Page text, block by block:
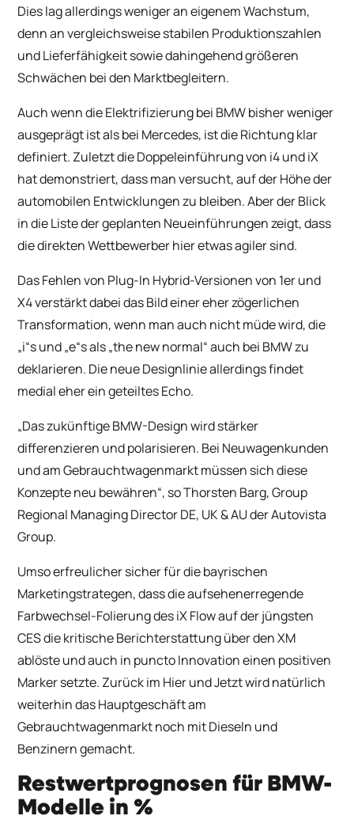
Dies lag allerdings weniger an eigenem Wachstum,
denn an vergleichsweise stabilen Produktionszahlen
und Lieferfähigkeit sowie dahingehend größeren
Schwächen bei den Marktbegleitern.
Auch wenn die Elektrifizierung bei BMW bisher weniger
ausgeprägt ist als bei Mercedes, ist die Richtung klar
definiert. Zuletzt die Doppeleinführung von i4 und iX
hat demonstriert, dass man versucht, auf der Höhe der
automobilen Entwicklungen zu bleiben. Aber der Blick
in die Liste der geplanten Neueinführungen zeigt, dass
die direkten Wettbewerber hier etwas agiler sind.
Das Fehlen von Plug-In Hybrid-Versionen von 1er und
X4 verstärkt dabei das Bild einer eher zögerlichen
Transformation, wenn man auch nicht müde wird, die
„i“s und „e“s als „the new normal“ auch bei BMW zu
deklarieren. Die neue Designlinie allerdings findet
medial eher ein geteiltes Echo.
„Das zukünftige BMW-Design wird stärker
differenzieren und polarisieren. Bei Neuwagenkunden
und am Gebrauchtwagenmarkt müssen sich diese
Konzepte neu bewähren“, so Thorsten Barg, Group
Regional Managing Director DE, UK & AU der Autovista
Group.
Umso erfreulicher sicher für die bayrischen
Marketingstrategen, dass die aufsehenerregende
Farbwechsel-Folierung des iX Flow auf der jüngsten
CES die kritische Berichterstattung über den XM
ablöste und auch in puncto Innovation einen positiven
Marker setzte. Zurück im Hier und Jetzt wird natürlich
weiterhin das Hauptgeschäft am
Gebrauchtwagenmarkt noch mit Dieseln und
Benzinern gemacht.
Restwertprognosen für BMW-
Modelle in %